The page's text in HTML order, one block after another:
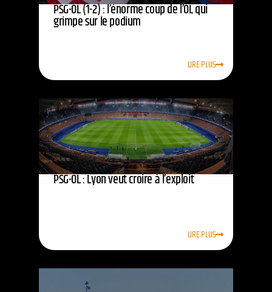
PSG-OL (1-2) : l’énorme coup de l’OL qui
grimpe sur le podium
LIRE PLUS
PSG-OL : Lyon veut croire à l’exploit
LIRE PLUS